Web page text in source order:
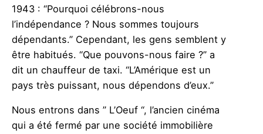
1943 : “Pourquoi célébrons-nous
l’indépendance ? Nous sommes toujours
dépendants.” Cependant, les gens semblent y
être habitués. “Que pouvons-nous faire ?” a
dit un chauffeur de taxi. “L’Amérique est un
pays très puissant, nous dépendons d’eux.”
Nous entrons dans ” L’Oeuf “, l’ancien cinéma
qui a été fermé par une société immobilière